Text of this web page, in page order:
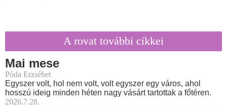
A rovat további cikkei
Mai mese
Póda Erzsébet
Egyszer volt, hol nem volt, volt egyszer egy város, ahol
hosszú ideig minden héten nagy vásárt tartottak a főtéren.
2026.7.28.